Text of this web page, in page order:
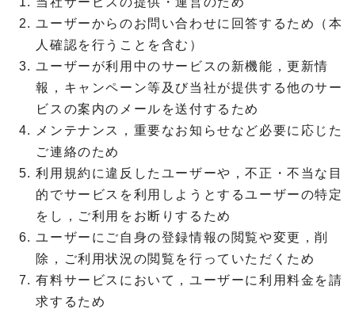
ユーザーからのお問い合わせに回答するため（本
人確認を行うことを含む）
ユーザーが利用中のサービスの新機能，更新情
報，キャンペーン等及び当社が提供する他のサー
ビスの案内のメールを送付するため
メンテナンス，重要なお知らせなど必要に応じた
ご連絡のため
利用規約に違反したユーザーや，不正・不当な目
的でサービスを利用しようとするユーザーの特定
をし，ご利用をお断りするため
ユーザーにご自身の登録情報の閲覧や変更，削
除，ご利用状況の閲覧を行っていただくため
有料サービスにおいて，ユーザーに利用料金を請
求するため